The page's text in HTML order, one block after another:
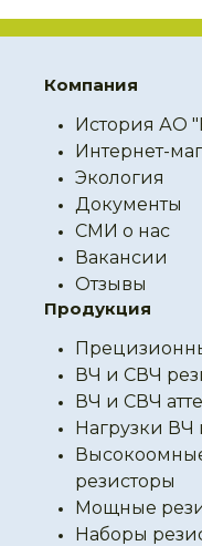
Компания
История АО
Интернет-
Экология
Документы
СМИ о нас
Вакансии
Отзывы
Продукция
ВЧ и СВЧ
ВЧ и СВЧ
Нагрузки ВЧ
резисторы
Мощные
Наборы